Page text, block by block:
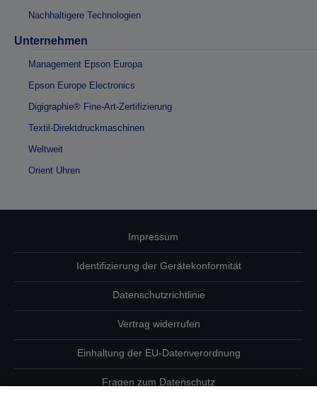
Nachhaltigere Technologien
Unternehmen
Management Epson Europa
Epson Europe Electronics
Digigraphie® Fine-Art-Zertifizierung
Textil-Direktdruckmaschinen
Weltweit
Orient Uhren
Impressum
Identifizierung der Gerätekonformität
Datenschutzrichtlinie
Vertrag widerrufen
Einhaltung der EU-Datenverordnung
Fragen zum Datenschutz